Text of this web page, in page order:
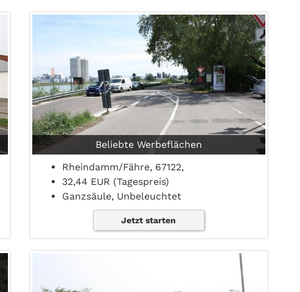
Beliebte Werbeflächen
Rheindamm/Fähre, 67122,
32,44 EUR (Tagespreis)
Ganzsäule, Unbeleuchtet
Jetzt starten